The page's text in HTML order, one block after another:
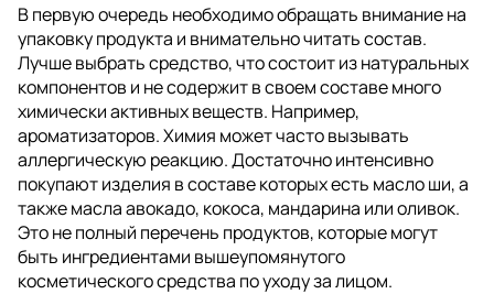
В первую очередь необходимо обращать внимание на
упаковку продукта и внимательно читать состав.
Лучше выбрать средство, что состоит из натуральных
компонентов и не содержит в своем составе много
химически активных веществ. Например,
ароматизаторов. Химия может часто вызывать
аллергическую реакцию. Достаточно интенсивно
покупают изделия в составе которых есть масло ши, а
также масла авокадо, кокоса, мандарина или оливок.
Это не полный перечень продуктов, которые могут
быть ингредиентами вышеупомянутого
косметического средства по уходу за лицом.